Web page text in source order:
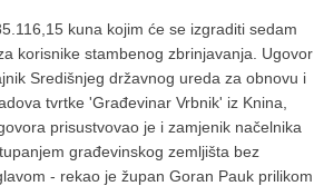
kuna kojim će se izgraditi sedam
korisnike stambenog zbrinjavanja. Ugovor
Središnjeg državnog ureda za obnovu i
tvrtke 'Građevinar Vrbnik' iz Knina,
prisustvovao je i zamjenik načelnika
građevinskog zemljišta bez
- rekao je župan Goran Pauk prilikom